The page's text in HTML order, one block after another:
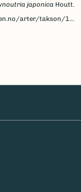
japonica Houtt.
takson/136760/beskrivelse